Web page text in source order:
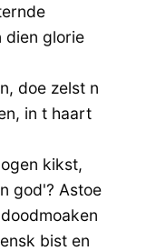
dien glorie
doe zelst n
in t haart
kikst,
god'? Astoe
bist en